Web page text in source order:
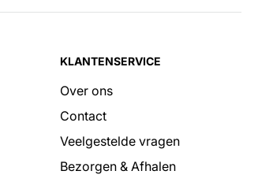
KLANTENSERVICE
Over ons
Contact
Veelgestelde vragen
Bezorgen & Afhalen